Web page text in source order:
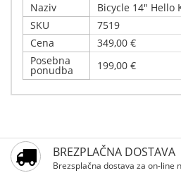
Naziv
Bicycle 14" Hello
SKU
7519
Cena
349,00 €
Posebna
ponudba 199,00 €
Samo registrirani uporabniki
Prosimo, registrirajte se
Bicycle 14" Hello Kitty
BREZPLAČNA DOSTAVA
Brezsplačna dostava za on-line